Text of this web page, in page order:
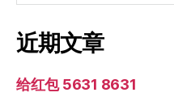
近期文章
给红包 5631 8631